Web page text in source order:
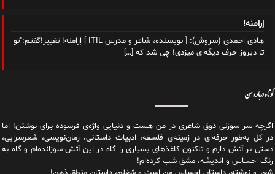
اِرامنه!
هادی احمدی (سروش): [ نویسنده، شاعر و مدرس ITIL ] اِرامنه! تغییر!گفتم:"تو
تا دیروز حرف دیگه‌ای میزدی! چی شد که […]
کوتاه درباره من
اگرچه سر سوزنی ذوق شاعری در من هست و دنیایی واژه‌‌ی فرسوده برای نوشتن! اما
در کل به‌طور حرفه‌ای در زمینه‌ی فلسفه، ادبیات داستانی، رمان‌نویسی، شعرسرایی،
دستی بر آتش دارم و تاکنون کاغذهای بسیاری را گاه در این آتش سوزانده‌ام و گاه به
رنگ احساس و اندیشه، مشق شب کرده‌ام!